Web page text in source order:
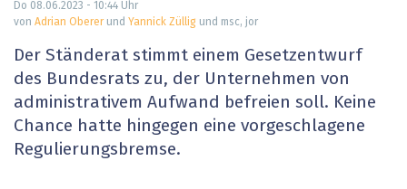
Do 08.06.2023 - 10:44 Uhr
von Adrian Obererund Yannick Züllig und msc, jor
Der Ständerat stimmt einem Gesetzentwurf
des Bundesrats zu, der Unternehmen von
administrativem Aufwand befreien soll. Keine
Chance hatte hingegen eine vorgeschlagene
Regulierungsbremse.